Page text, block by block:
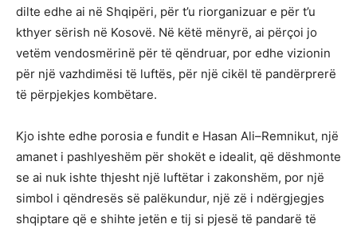
dilte edhe ai në Shqipëri, për t’u riorganizuar e për t’u
kthyer sërish në Kosovë. Në këtë mënyrë, ai përçoi jo
vetëm vendosmërinë për të qëndruar, por edhe vizionin
për një vazhdimësi të luftës, për një cikël të pandërprerë
të përpjekjes kombëtare.
Kjo ishte edhe porosia e fundit e Hasan Ali–Remnikut, një
amanet i pashlyeshëm për shokët e idealit, që dëshmonte
se ai nuk ishte thjesht një luftëtar i zakonshëm, por një
simbol i qëndresës së palëkundur, një zë i ndërgjegjes
shqiptare që e shihte jetën e tij si pjesë të pandarë të